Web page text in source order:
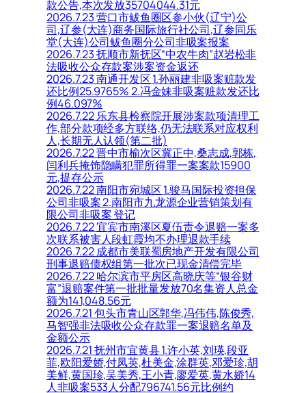
款公告,本次发放35704044.31元
2026.7.23 营口市鲅鱼圈区参小伙(辽宁)公
司,辽参(大连)商务国际旅行社公司,辽参同乐
堂(大连)公司鲅鱼圈分公司非吸案报案
2026.7.23 抚顺市新抚区“中农牛肉”赵岩松非
法吸收公众存款案涉案资金返还
2026.7.23 南通开发区 1.孙丽建非吸案赃款发
还比例25.9765% 2.冯金妹非吸案赃款发还比
例46.097%
2026.7.22 乐东县检察院开展涉案款项清理工
作,部分款项经多方联络,仍无法联系对应权利
人,长期无人认领(第二批)
2026.7.22 晋中市榆次区冀正中,桑志成,郭栋,
闫利兵掩饰隐瞒犯罪所得罪一案案款15900
元,提存公示
2026.7.22 南阳市宛城区 1.骏马国际投资担保
公司非吸案 2.南阳市九龙源企业营销策划有
限公司非吸案 登记
2026.7.22 宜宾市南溪区夏伍责令退赔一案多
次联系被害人段虹霞均不办理退款手续
2026.7.22 成都市美联蜀房地产开发有限公司
刑事退赔债权组第一批次已现金清偿完毕
2026.7.22 哈尔滨市平房区高晓庆等“银谷财
富”退赔案件第一批批量发放70名集资人总金
额为141,048.56元
2026.7.21 包头市青山区郭华,冯伟伟,陈俊秀,
马智强非法吸收公众存款罪一案退赔名单及
金额公示
2026.7.21 抚州市宜黄县 1.许小英,刘瑛,段亚
菲,欧阳爱娇,付凤英,杜美金,涂群英,邓爱珍,胡
美鲜,黄国珍,吴美秀,王小青,廖爱英,黄水娇14
人非吸案533人分配796741.56元比例约